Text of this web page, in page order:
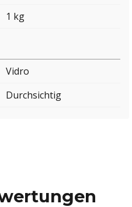
1 kg
Vidro
Durchsichtig